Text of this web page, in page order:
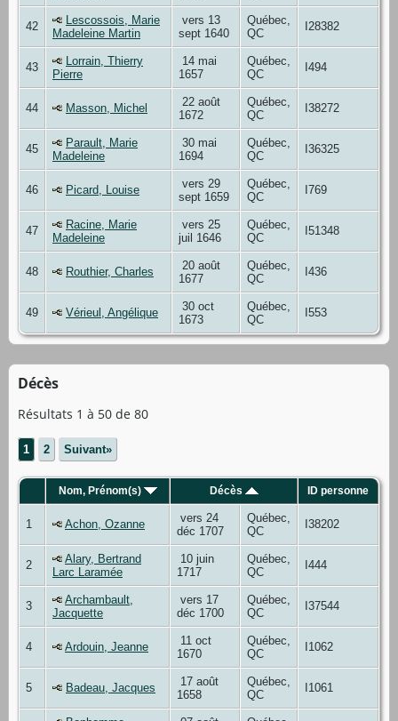
42
Lescossois, Marie
Madeleine Martin
vers 13
sept 1640
Québec,
QC
I28382
43
Lorrain, Thierry
Pierre
14 mai
1657
Québec,
QC
I494
44 Masson, Michel
22 août
1672
Québec,
QC
I38272
45
Parault, Marie
Madeleine
30 mai
1694
Québec,
QC
I36325
46 Picard, Louise
vers 29
sept 1659
Québec,
QC
I769
47
Racine, Marie
Madeleine
vers 25
juil 1646
Québec,
QC
I51348
48 Routhier, Charles
20 août
1677
Québec,
QC
I436
49 Vérieul, Angélique
30 oct
1673
Québec,
QC
I553
Décès
Résultats 1 à 50 de 80
1 2 Suivant»
Nom, Prénom(s) Décès ID personne
1 Achon, Ozanne
vers 24
déc 1707
Québec,
QC
I38202
2
Alary, Bertrand
Larc Laramée
10 juin
1717
Québec,
QC
I444
3
Archambault,
Jacquette
vers 17
déc 1700
Québec,
QC
I37544
4 Ardouin, Jeanne
11 oct
1670
Québec,
QC
I1062
5 Badeau, Jacques
17 août
1658
Québec,
QC
I1061